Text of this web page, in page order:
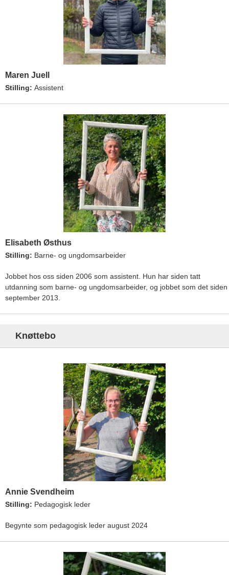
Maren Juell
Stilling: Assistent
Elisabeth Østhus
Stilling: Barne- og ungdomsarbeider
Jobbet hos oss siden 2006 som assistent. Hun har siden tatt
utdanning som barne- og ungdomsarbeider, og jobbet som det siden
september 2013.
Knøttebo
Annie Svendheim
Stilling: Pedagogisk leder
Begynte som pedagogisk leder august 2024